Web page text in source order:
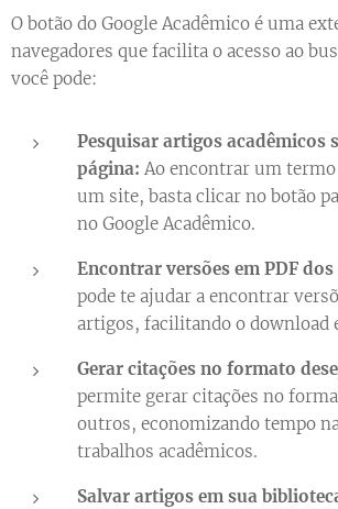
O botão do Google Acadêmico é uma
navegadores que facilita o acesso ao
você pode:
Pesquisar artigos acadêmicos
página: Ao encontrar um
um site, basta clicar no botão
no Google Acadêmico.
Encontrar versões em PDF
pode te ajudar a encontrar
artigos, facilitando o download
Gerar citações no formato
permite gerar citações no
outros, economizando tempo
trabalhos acadêmicos.
Salvar artigos em sua